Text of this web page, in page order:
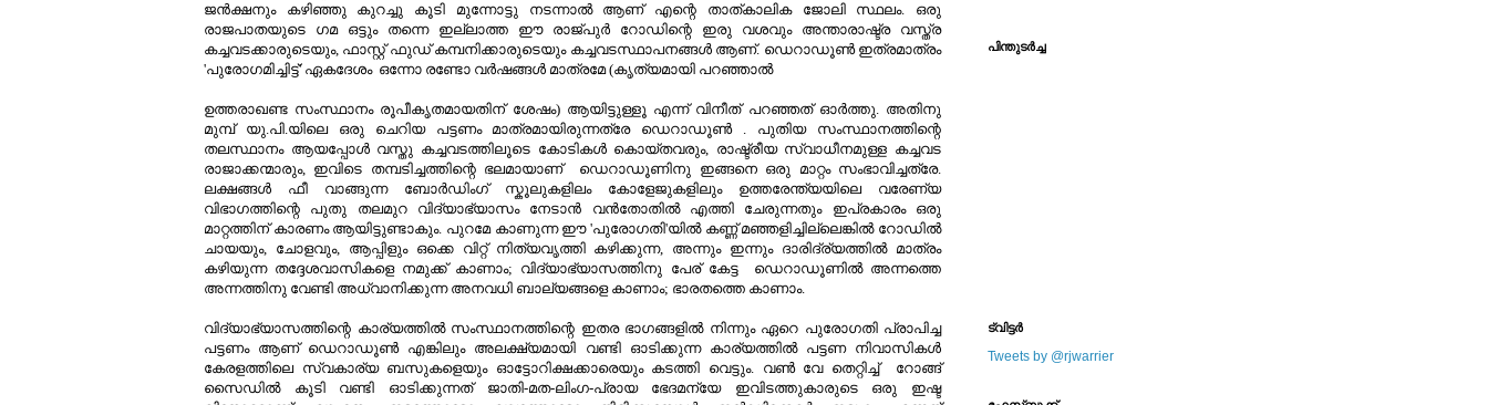
ജന്‍ക്ഷനും കഴിഞ്ഞു കുറച്ചു കൂടി മുന്നോട്ടു നടന്നാല്‍ ആണ് എന്റെ താത്കാലിക ജോലി സ്ഥലം. ഒരു
രാജപാതയുടെ ഗമ ഒട്ടും തന്നെ ഇല്ലാത്ത ഈ രാജ്‌പുര്‍ റോഡിന്റെ ഇരു വശവും അന്താരാഷ്ട്ര വസ്ത്ര
കച്ചവടക്കാരുടെയും, ഫാസ്റ്റ് ഫുഡ്‌ കമ്പനിക്കാരുടെയും കച്ചവടസ്ഥാപനങ്ങള്‍ ആണ്. ഡെറാഡൂണ്‍ ഇത്രമാത്രം
'പുരോഗമിച്ചിട്ട്' ഏകദേശം ഒന്നോ രണ്ടോ വര്‍ഷങ്ങള്‍ മാത്രമേ (കൃത്യമായി പറഞ്ഞാല്‍
ഉത്തരാഖണ്ട സംസ്ഥാനം രൂപീകൃതമായതിന് ശേഷം) ആയിട്ടുള്ളൂ എന്ന് വിനീത് പറഞ്ഞത്‌ ഓര്‍ത്തു. അതിനു
മുമ്പ്‌ യു.പി.യിലെ ഒരു ചെറിയ പട്ടണം മാത്രമായിരുന്നത്രേ ഡെറാഡൂണ്‍ . പുതിയ സംസ്ഥാനത്തിന്റെ
തലസ്ഥാനം ആയപ്പോള്‍ വസ്തു കച്ചവടത്തിലൂടെ കോടികള്‍ കൊയ്തവരും, രാഷ്ട്രീയ സ്വാധീനമുള്ള കച്ചവട
രാജാക്കന്മാരും, ഇവിടെ തമ്പടിച്ചത്തിന്റെ ഭലമായാണ് ഡെറാഡൂണിനു ഇങ്ങനെ ഒരു മാറ്റം സംഭാവിച്ചത്രേ.
ലക്ഷങ്ങള്‍ ഫീ വാങ്ങുന്ന ബോര്‍ഡിംഗ് സ്കൂലുകളിലം കോളേജുകളിലും ഉത്തരേന്ത്യയിലെ വരേണ്യ
വിഭാഗത്തിന്റെ പുതു തലമുറ വിദ്യാഭ്യാസം നേടാന്‍ വന്‍തോതില്‍ എത്തി ചേരുന്നതും ഇപ്രകാരം ഒരു
മാറ്റത്തിന് കാരണം ആയിട്ടുണ്ടാകും. പുറമേ കാണുന്ന ഈ 'പുരോഗതി'യില്‍ കണ്ണ് മഞ്ഞളിച്ചില്ലെങ്കില്‍ റോഡില്‍
ചായയും, ചോളവും, ആപ്പിളും ഒക്കെ വിറ്റ് നിത്യവൃത്തി കഴിക്കുന്ന, അന്നും ഇന്നും ദാരിദ്ര്യത്തില്‍ മാത്രം
കഴിയുന്ന തദ്ദേശവാസികളെ നമുക്ക് കാണാം; വിദ്യാഭ്യാസത്തിനു പേര് കേട്ട ഡെറാഡൂണില്‍ അന്നത്തെ
അന്നത്തിനു വേണ്ടി അധ്വാനിക്കുന്ന അനവധി ബാല്യങ്ങളെ കാണാം; ഭാരതത്തെ കാണാം.
വിദ്യാഭ്യാസത്തിന്റെ കാര്യത്തില്‍ സംസ്ഥാനത്തിന്റെ ഇതര ഭാഗങ്ങളില്‍ നിന്നും ഏറെ പുരോഗതി പ്രാപിച്ച
പട്ടണം ആണ് ഡെറാഡൂണ്‍ എങ്കിലും അലക്ഷ്യമായി വണ്ടി ഓടിക്കുന്ന കാര്യത്തില്‍ പട്ടണ നിവാസികള്‍
കേരളത്തിലെ സ്വകാര്യ ബസുകളെയും ഓട്ടോറിക്ഷക്കാരെയും കടത്തി വെട്ടും. വണ്‍ വേ തെറ്റിച്ച് റോങ്ങ്
സൈഡില്‍ കൂടി വണ്ടി ഓടിക്കുന്നത് ജാതി-മത-ലിംഗ-പ്രായ ഭേദമന്യേ ഇവിടത്തുകാരുടെ ഒരു ഇഷ്ട
പിന്തുടര്‍ച്ച
ട്വിട്ടര്‍
Tweets by @rjwarrier